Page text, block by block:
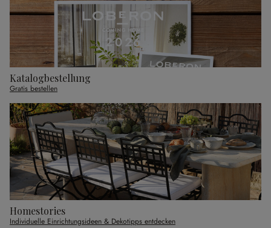
Katalogbestellung
Gratis bestellen
Homestories
Individuelle Einrichtungsideen & Dekotipps entdecken